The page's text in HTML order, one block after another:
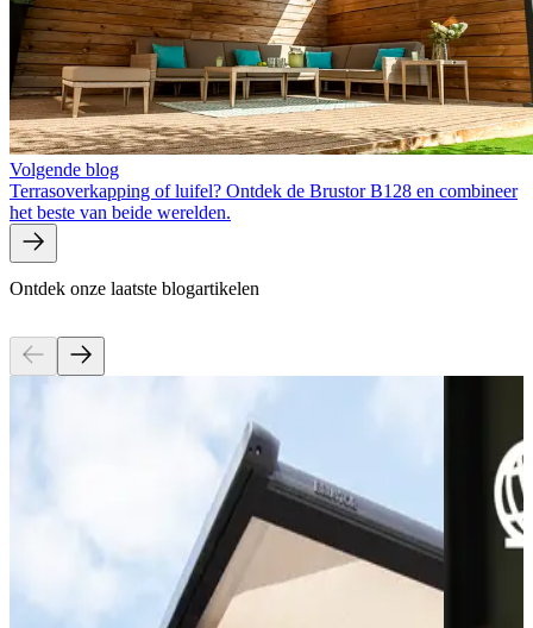
Volgende blog
Terrasoverkapping of luifel? Ontdek de Brustor B128 en combineer
het beste van beide werelden.
Ontdek onze laatste blogartikelen